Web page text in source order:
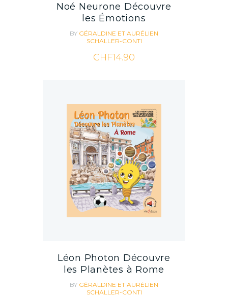
Noé Neurone Découvre
les Émotions
BY GÉRALDINE ET AURÉLIEN
SCHALLER-CONTI
CHF14.90
Léon Photon Découvre
les Planètes à Rome
BY GÉRALDINE ET AURÉLIEN
SCHALLER-CONTI